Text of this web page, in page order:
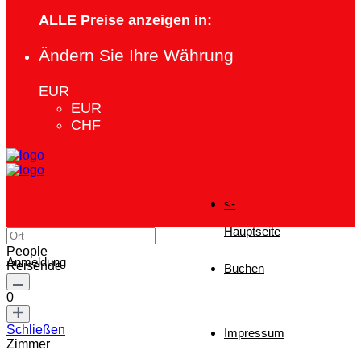
ALLE Preise anzeigen in:
Ändern Sie Ihre Währung
EUR
EUR
CHF
<-
Hauptseite
Buchen
Impressum
Anmeldung
People
Reisende
0
Schließen
Zimmer